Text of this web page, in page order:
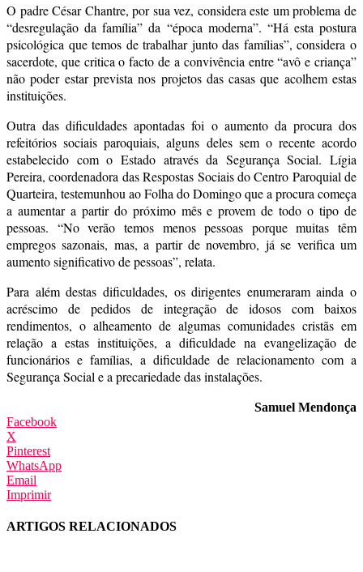
O padre César Chantre, por sua vez, considera este um problema de
“desregulação da família” da “época moderna”. “Há esta postura
psicológica que temos de trabalhar junto das famílias”, considera o
sacerdote, que critica o facto de a convivência entre “avô e criança”
não poder estar prevista nos projetos das casas que acolhem estas
instituições.
Outra das dificuldades apontadas foi o aumento da procura dos
refeitórios sociais paroquiais, alguns deles sem o recente acordo
estabelecido com o Estado através da Segurança Social. Lígia
Pereira, coordenadora das Respostas Sociais do Centro Paroquial de
Quarteira, testemunhou ao Folha do Domingo que a procura começa
a aumentar a partir do próximo mês e provem de todo o tipo de
pessoas. “No verão temos menos pessoas porque muitas têm
empregos sazonais, mas, a partir de novembro, já se verifica um
aumento significativo de pessoas”, relata.
Para além destas dificuldades, os dirigentes enumeraram ainda o
acréscimo de pedidos de integração de idosos com baixos
rendimentos, o alheamento de algumas comunidades cristãs em
relação a estas instituições, a dificuldade na evangelização de
funcionários e famílias, a dificuldade de relacionamento com a
Segurança Social e a precariedade das instalações.
Samuel Mendonça
Facebook
X
Pinterest
WhatsApp
Email
Imprimir
ARTIGOS RELACIONADOS